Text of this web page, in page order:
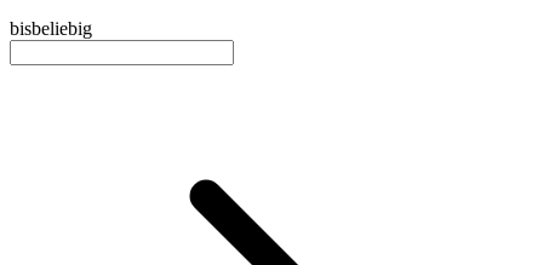
bisbeliebig